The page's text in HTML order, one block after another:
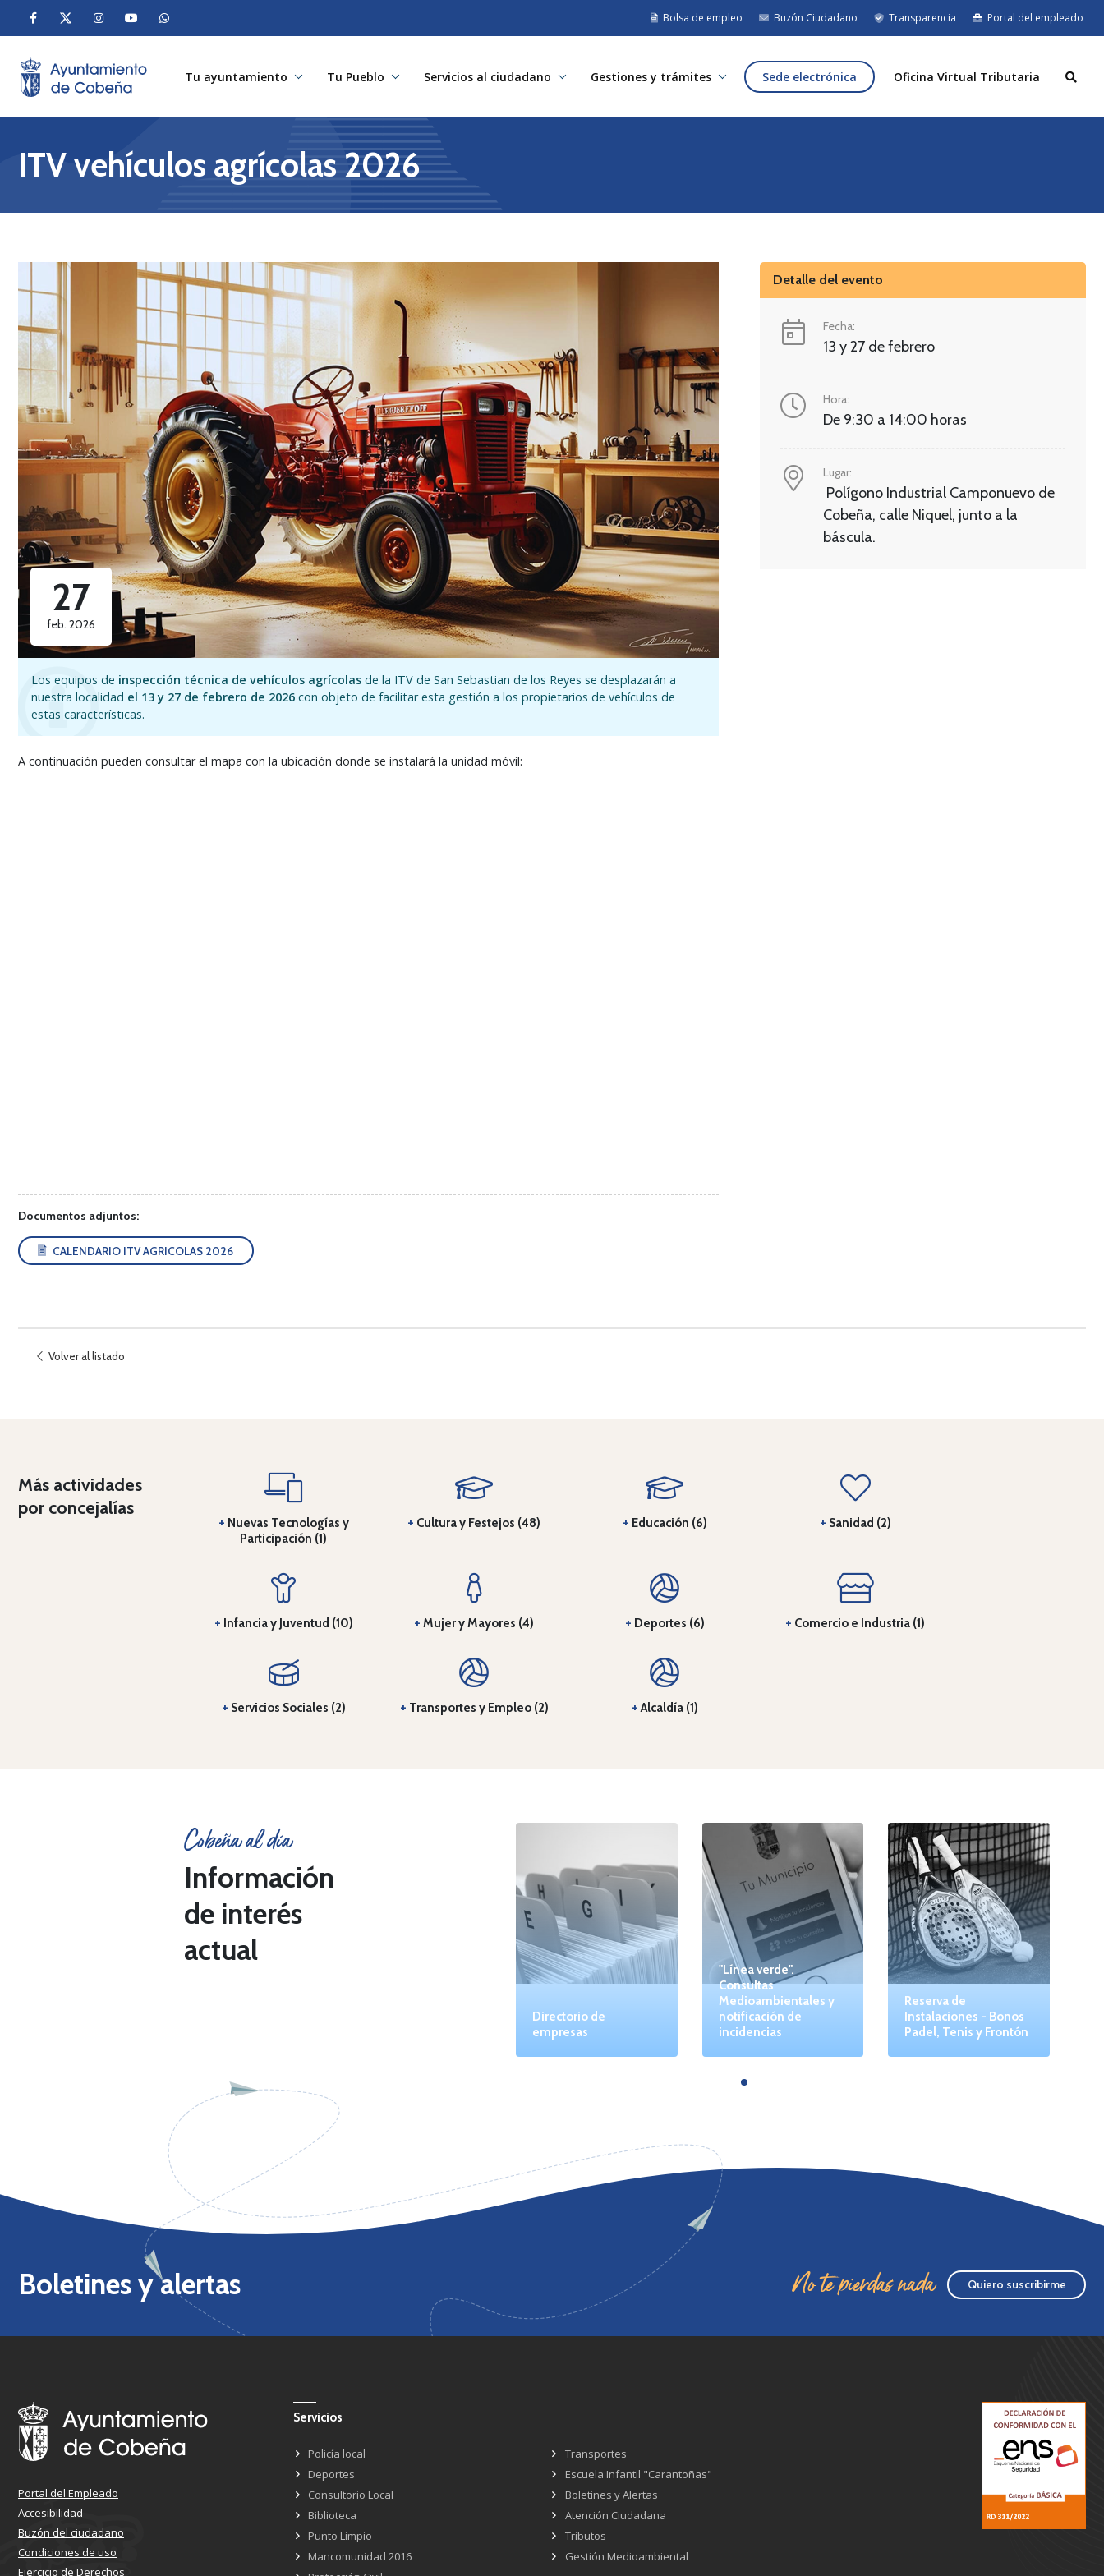
Bolsa de empleo Buzón Ciudadano Transparencia Portal del empleado
Tu ayuntamiento Tu Pueblo Servicios al ciudadano Gestiones y trámites Sede electrónica Oficina Virtual Tributaria
ITV vehículos agrícolas 2026
27
feb. 2026
Los equipos de inspección técnica de vehículos agrícolas de la ITV de San Sebastian de los Reyes se desplazarán a
nuestra localidad el 13 y 27 de febrero de 2026 con objeto de facilitar esta gestión a los propietarios de vehículos de
estas características.
A continuación pueden consultar el mapa con la ubicación donde se instalará la unidad móvil:
Documentos adjuntos:
CALENDARIO ITV AGRICOLAS 2026
Detalle del evento
Fecha:
13 y 27 de febrero
Hora:
De 9:30 a 14:00 horas
Lugar:
Polígono Industrial Camponuevo de
Cobeña, calle Niquel, junto a la
báscula.
Volver al listado
Más actividades
por concejalías
+ Nuevas Tecnologías y
Participación (1)
+ Cultura y Festejos (48) + Educación (6) + Sanidad (2)
+ Infancia y Juventud (10) + Mujer y Mayores (4) + Deportes (6) + Comercio e Industria (1)
+ Servicios Sociales (2) + Transportes y Empleo (2) +Alcaldía (1)
Cobeña al día
Información
de interés
actual
Directorio de
empresas
"Línea verde".
Consultas
Medioambientales y
notificación de
incidencias
Reserva de
Instalaciones - Bonos
Padel, Tenis y Frontón
Boletines y alertas No te pierdas nada Quiero suscribirme
Portal del Empleado
Accesibilidad
Buzón del ciudadano
Condiciones de uso
Ejercicio de Derechos
Servicios
Policía local
Deportes
Consultorio Local
Biblioteca
Punto Limpio
Mancomunidad 2016
Transportes
Escuela Infantil "Carantoñas"
Boletines y Alertas
Atención Ciudadana
Tributos
Gestión Medioambiental